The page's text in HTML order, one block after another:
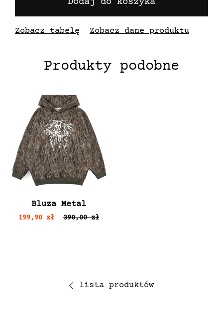
Zobacz tabelę Zobacz dane produktu
Produkty podobne
Bluza Metal
199,90 zł 390,00 zł
lista produktów